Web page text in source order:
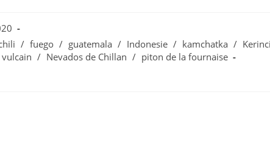
/ fuego / guatemala / Indonesie / kamchatka / Kerinci
/ Nevados de Chillan / piton de la fournaise